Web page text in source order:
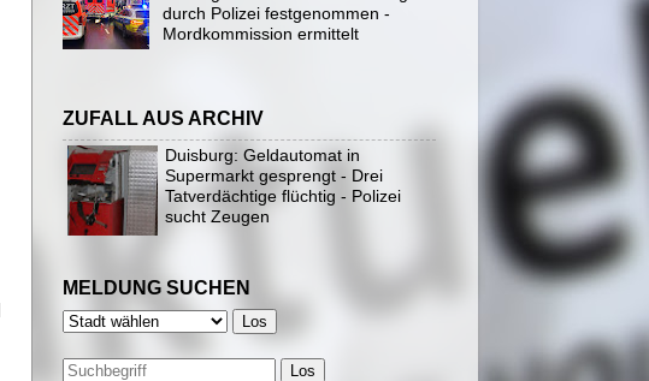
durch Polizei festgenommen -
Mordkommission ermittelt
ZUFALL AUS ARCHIV
Duisburg: Geldautomat in
Supermarkt gesprengt - Drei
Tatverdächtige flüchtig - Polizei
sucht Zeugen
MELDUNG SUCHEN
Los